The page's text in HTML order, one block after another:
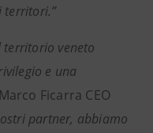
territori.”
territorio veneto
e una
Ficarra CEO
partner, abbiamo